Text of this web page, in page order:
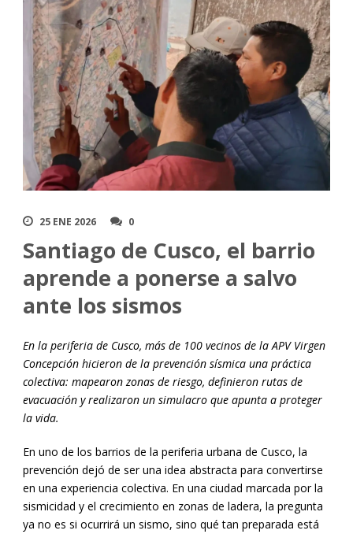
25 ENE 2026 0
Santiago de Cusco, el barrio
aprende a ponerse a salvo
ante los sismos
En la periferia de Cusco, más de 100 vecinos de la APV Virgen
Concepción hicieron de la prevención sísmica una práctica
colectiva: mapearon zonas de riesgo, definieron rutas de
evacuación y realizaron un simulacro que apunta a proteger
la vida.
En uno de los barrios de la periferia urbana de Cusco, la
prevención dejó de ser una idea abstracta para convertirse
en una experiencia colectiva. En una ciudad marcada por la
sismicidad y el crecimiento en zonas de ladera, la pregunta
ya no es si ocurrirá un sismo, sino qué tan preparada está